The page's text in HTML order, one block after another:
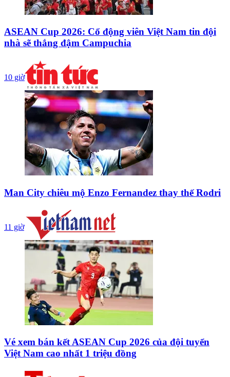
ASEAN Cup 2026: Cổ động viên Việt Nam tin đội
nhà sẽ thắng đậm Campuchia
10 giờ
Man City chiêu mộ Enzo Fernandez thay thế Rodri
11 giờ
Vé xem bán kết ASEAN Cup 2026 của đội tuyển
Việt Nam cao nhất 1 triệu đồng